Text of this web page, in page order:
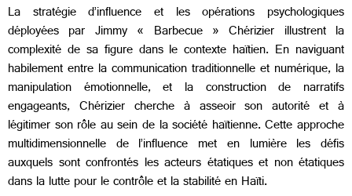
La stratégie d’influence et les opérations psychologiques
déployées par Jimmy « Barbecue » Chérizier illustrent la
complexité de sa figure dans le contexte haïtien. En naviguant
habilement entre la communication traditionnelle et numérique, la
manipulation émotionnelle, et la construction de narratifs
engageants, Chérizier cherche à asseoir son autorité et à
légitimer son rôle au sein de la société haïtienne. Cette approche
multidimensionnelle de l’influence met en lumière les défis
auxquels sont confrontés les acteurs étatiques et non étatiques
dans la lutte pour le contrôle et la stabilité en Haïti.